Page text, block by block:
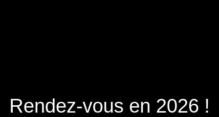
Rendez-vous en 2026 !